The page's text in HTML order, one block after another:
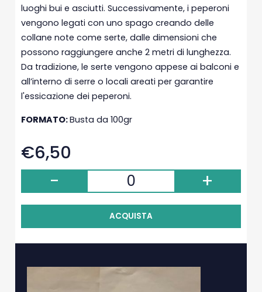
luoghi bui e asciutti. Successivamente, i peperoni
vengono legati con uno spago creando delle
collane note come serte, dalle dimensioni che
possono raggiungere anche 2 metri di lunghezza.
Da tradizione, le serte vengono appese ai balconi e
all’interno di serre o locali areati per garantire
l'essicazione dei peperoni.
FORMATO:Busta da 100gr
€6,50
- +
ACQUISTA